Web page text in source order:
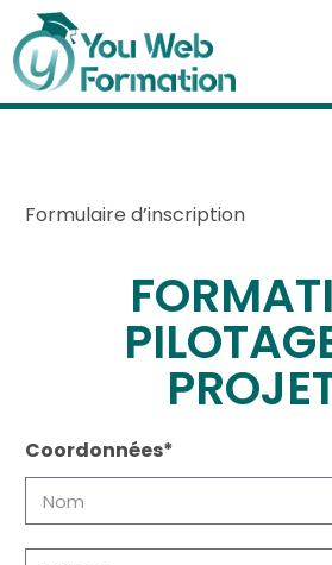
Formulaire d’inscription
Coordonnées*